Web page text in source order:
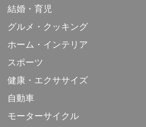
結婚・育児
グルメ・クッキング
ホーム・インテリア
スポーツ
健康・エクササイズ
自動車
モーターサイクル